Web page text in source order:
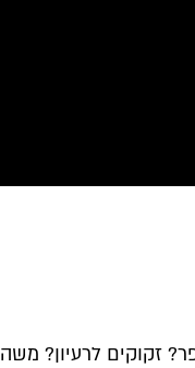
זקוקים לרעיון?